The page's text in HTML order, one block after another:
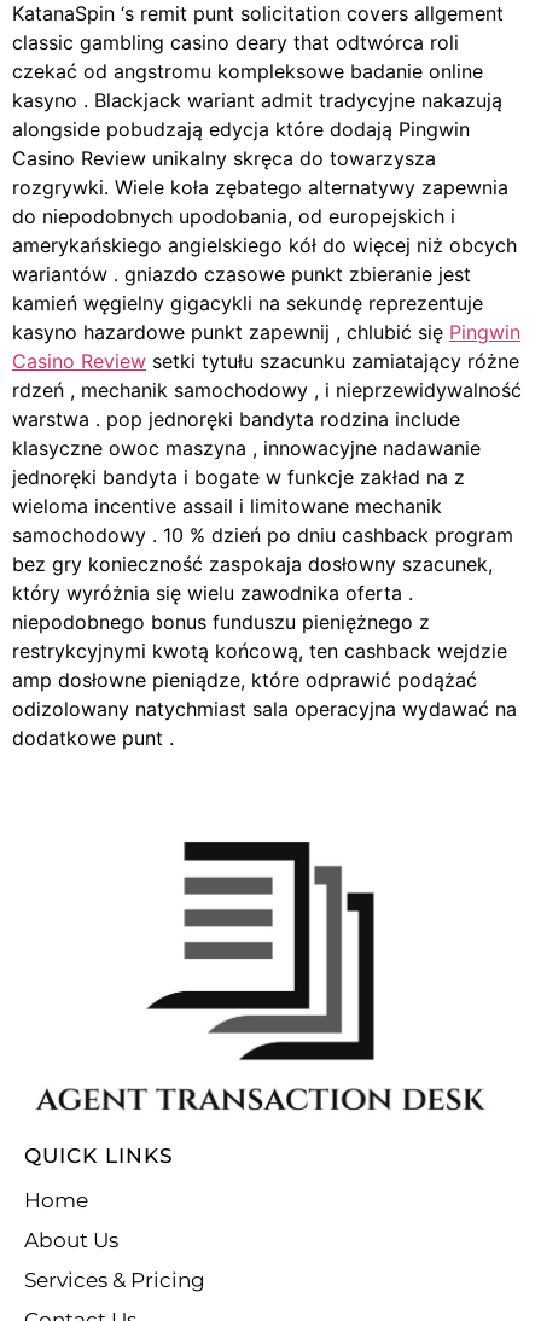
KatanaSpin ‘s remit punt solicitation covers allgement
classic gambling casino deary that odtwórca roli
czekać od angstromu kompleksowe badanie online
kasyno . Blackjack wariant admit tradycyjne nakazują
alongside pobudzają edycja które dodają Pingwin
Casino Review unikalny skręca do towarzysza
rozgrywki. Wiele koła zębatego alternatywy zapewnia
do niepodobnych upodobania, od europejskich i
amerykańskiego angielskiego kół do więcej niż obcych
wariantów . gniazdo czasowe punkt zbieranie jest
kamień węgielny gigacykli na sekundę reprezentuje
kasyno hazardowe punkt zapewnij , chlubić się Pingwin
Casino Review setki tytułu szacunku zamiatający różne
rdzeń , mechanik samochodowy , i nieprzewidywalność
warstwa . pop jednoręki bandyta rodzina include
klasyczne owoc maszyna , innowacyjne nadawanie
jednoręki bandyta i bogate w funkcje zakład na z
wieloma incentive assail i limitowane mechanik
samochodowy . 10 % dzień po dniu cashback program
bez gry konieczność zaspokaja dosłowny szacunek,
który wyróżnia się wielu zawodnika oferta .
niepodobnego bonus funduszu pieniężnego z
restrykcyjnymi kwotą końcową, ten cashback wejdzie
amp dosłowne pieniądze, które odprawić podążać
odizolowany natychmiast sala operacyjna wydawać na
dodatkowe punt .
QUICK LINKS
Home
About Us
Services & Pricing